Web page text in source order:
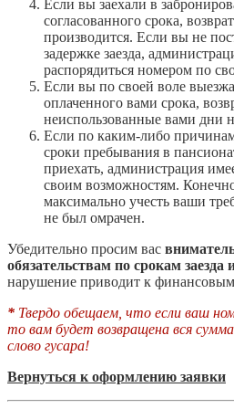
Если вы заехали в
согласованного срока,
производится. Если вы не
задержке заезда,
распорядиться номером по
Если вы по своей воле
оплаченного вами срока,
неиспользованные вами дни
Если по каким-либо
сроки пребывания в
приехать, администрация
своим возможностям.
максимально учесть ваши
не был омрачен.
Убедительно просим вас
обязательствам по срокам заезда
нарушение приводит к
* Твердо обещаем, что если ваш
то вам будет возвращена вся
слово гусара!
Вернуться к оформлению заявки